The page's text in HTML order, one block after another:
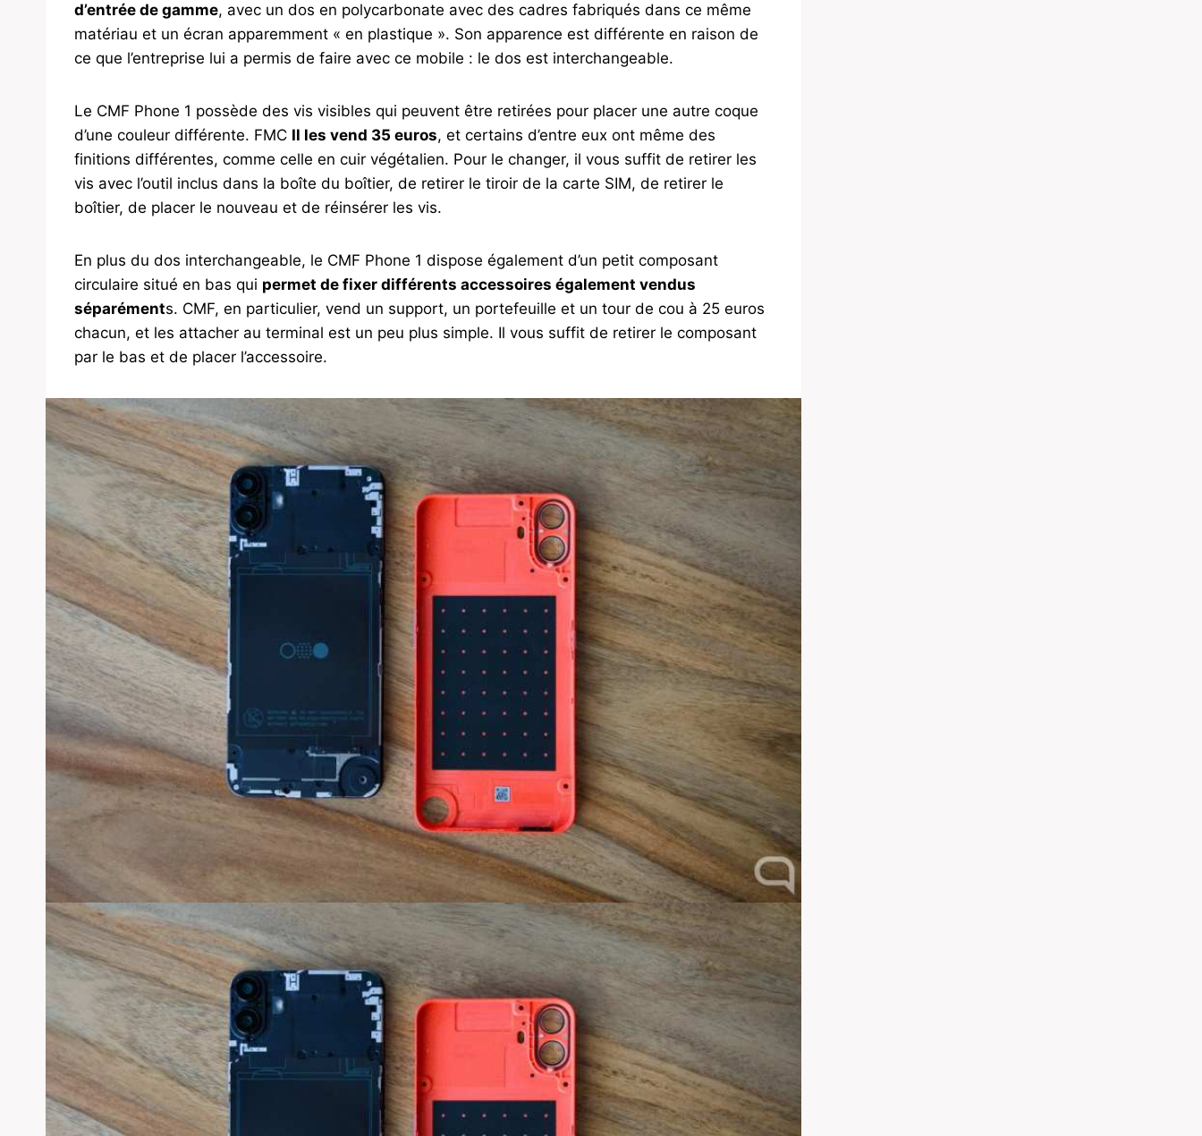
d’entrée de gamme, avec un dos en polycarbonate avec des cadres fabriqués dans ce même
matériau et un écran apparemment « en plastique ». Son apparence est différente en raison de
ce que l’entreprise lui a permis de faire avec ce mobile : le dos est interchangeable.
Le CMF Phone 1 possède des vis visibles qui peuvent être retirées pour placer une autre coque
d’une couleur différente. FMC Il les vend 35 euros, et certains d’entre eux ont même des
finitions différentes, comme celle en cuir végétalien. Pour le changer, il vous suffit de retirer les
vis avec l’outil inclus dans la boîte du boîtier, de retirer le tiroir de la carte SIM, de retirer le
boîtier, de placer le nouveau et de réinsérer les vis.
En plus du dos interchangeable, le CMF Phone 1 dispose également d’un petit composant
circulaire situé en bas qui permet de fixer différents accessoires également vendus
séparéments. CMF, en particulier, vend un support, un portefeuille et un tour de cou à 25 euros
chacun, et les attacher au terminal est un peu plus simple. Il vous suffit de retirer le composant
par le bas et de placer l’accessoire.